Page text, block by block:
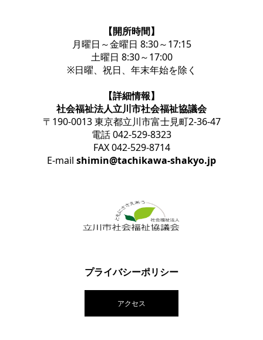
【開所時間】
月曜日～金曜日 8:30～17:15
土曜日 8:30～17:00
※日曜、祝日、年末年始を除く
【詳細情報】
社会福祉法人立川市社会福祉協議会
〒190-0013 東京都立川市富士見町2-36-47
電話 042-529-8323
FAX 042-529-8714
E-mail shimin@tachikawa-shakyo.jp
プライバシーポリシー
アクセス